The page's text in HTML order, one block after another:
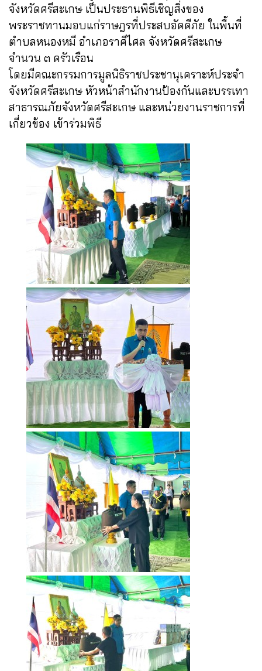
จังหวัดศรีสะเกษ เป็นประธานพิธีเชิญสิ่งของ
พระราชทานมอบแก่ราษฎรที่ประสบอัคคีภัย ในพื้นที่
ตำบลหนองหมี อำเภอราศีไศล จังหวัดศรีสะเกษ
จำนวน ๓ ครัวเรือน
โดยมีคณะกรรมการมูลนิธิราชประชานุเคราะห์ประจำ
จังหวัดศรีสะเกษ หัวหน้าสำนักงานป้องกันและบรรเทา
สาธารณภัยจังหวัดศรีสะเกษ และหน่วยงานราชการที่
เกี่ยวข้อง เข้าร่วมพิธี